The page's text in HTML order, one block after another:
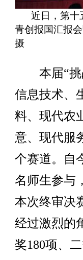
近日，第十
青创报国汇报
摄
本届“挑
信息技术、
料、现代农
意、现代服
个赛道。自
名师生参与
本次终审决
经过激烈的
奖180项、